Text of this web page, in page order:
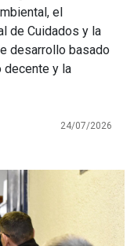
el
de Cuidados y la
desarrollo basado
decente y la
24/07/2026